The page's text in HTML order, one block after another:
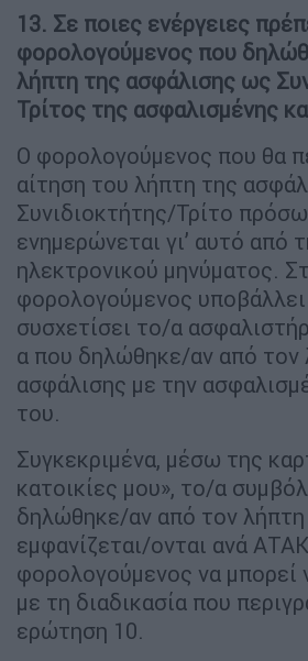
13. Σε ποιες ενέργειες
φορολογούμενος που
λήπτη της ασφάλισης ως
Τρίτος της ασφαλισμένης
Ο φορολογούμενος που θα
αίτηση του λήπτη της
Συνιδιοκτήτης/Τρίτο
ενημερώνεται γι’ αυτό
ηλεκτρονικού μηνύματος.
φορολογούμενος
συσχετίσει το/α
α που δηλώθηκε/αν από τον
ασφάλισης με την
του.
Συγκεκριμένα, μέσω της
κατοικίες μου», το/α
δηλώθηκε/αν από τον
εμφανίζεται/ονται ανά
φορολογούμενος να μπορεί
με τη διαδικασία που
ερώτηση 10.